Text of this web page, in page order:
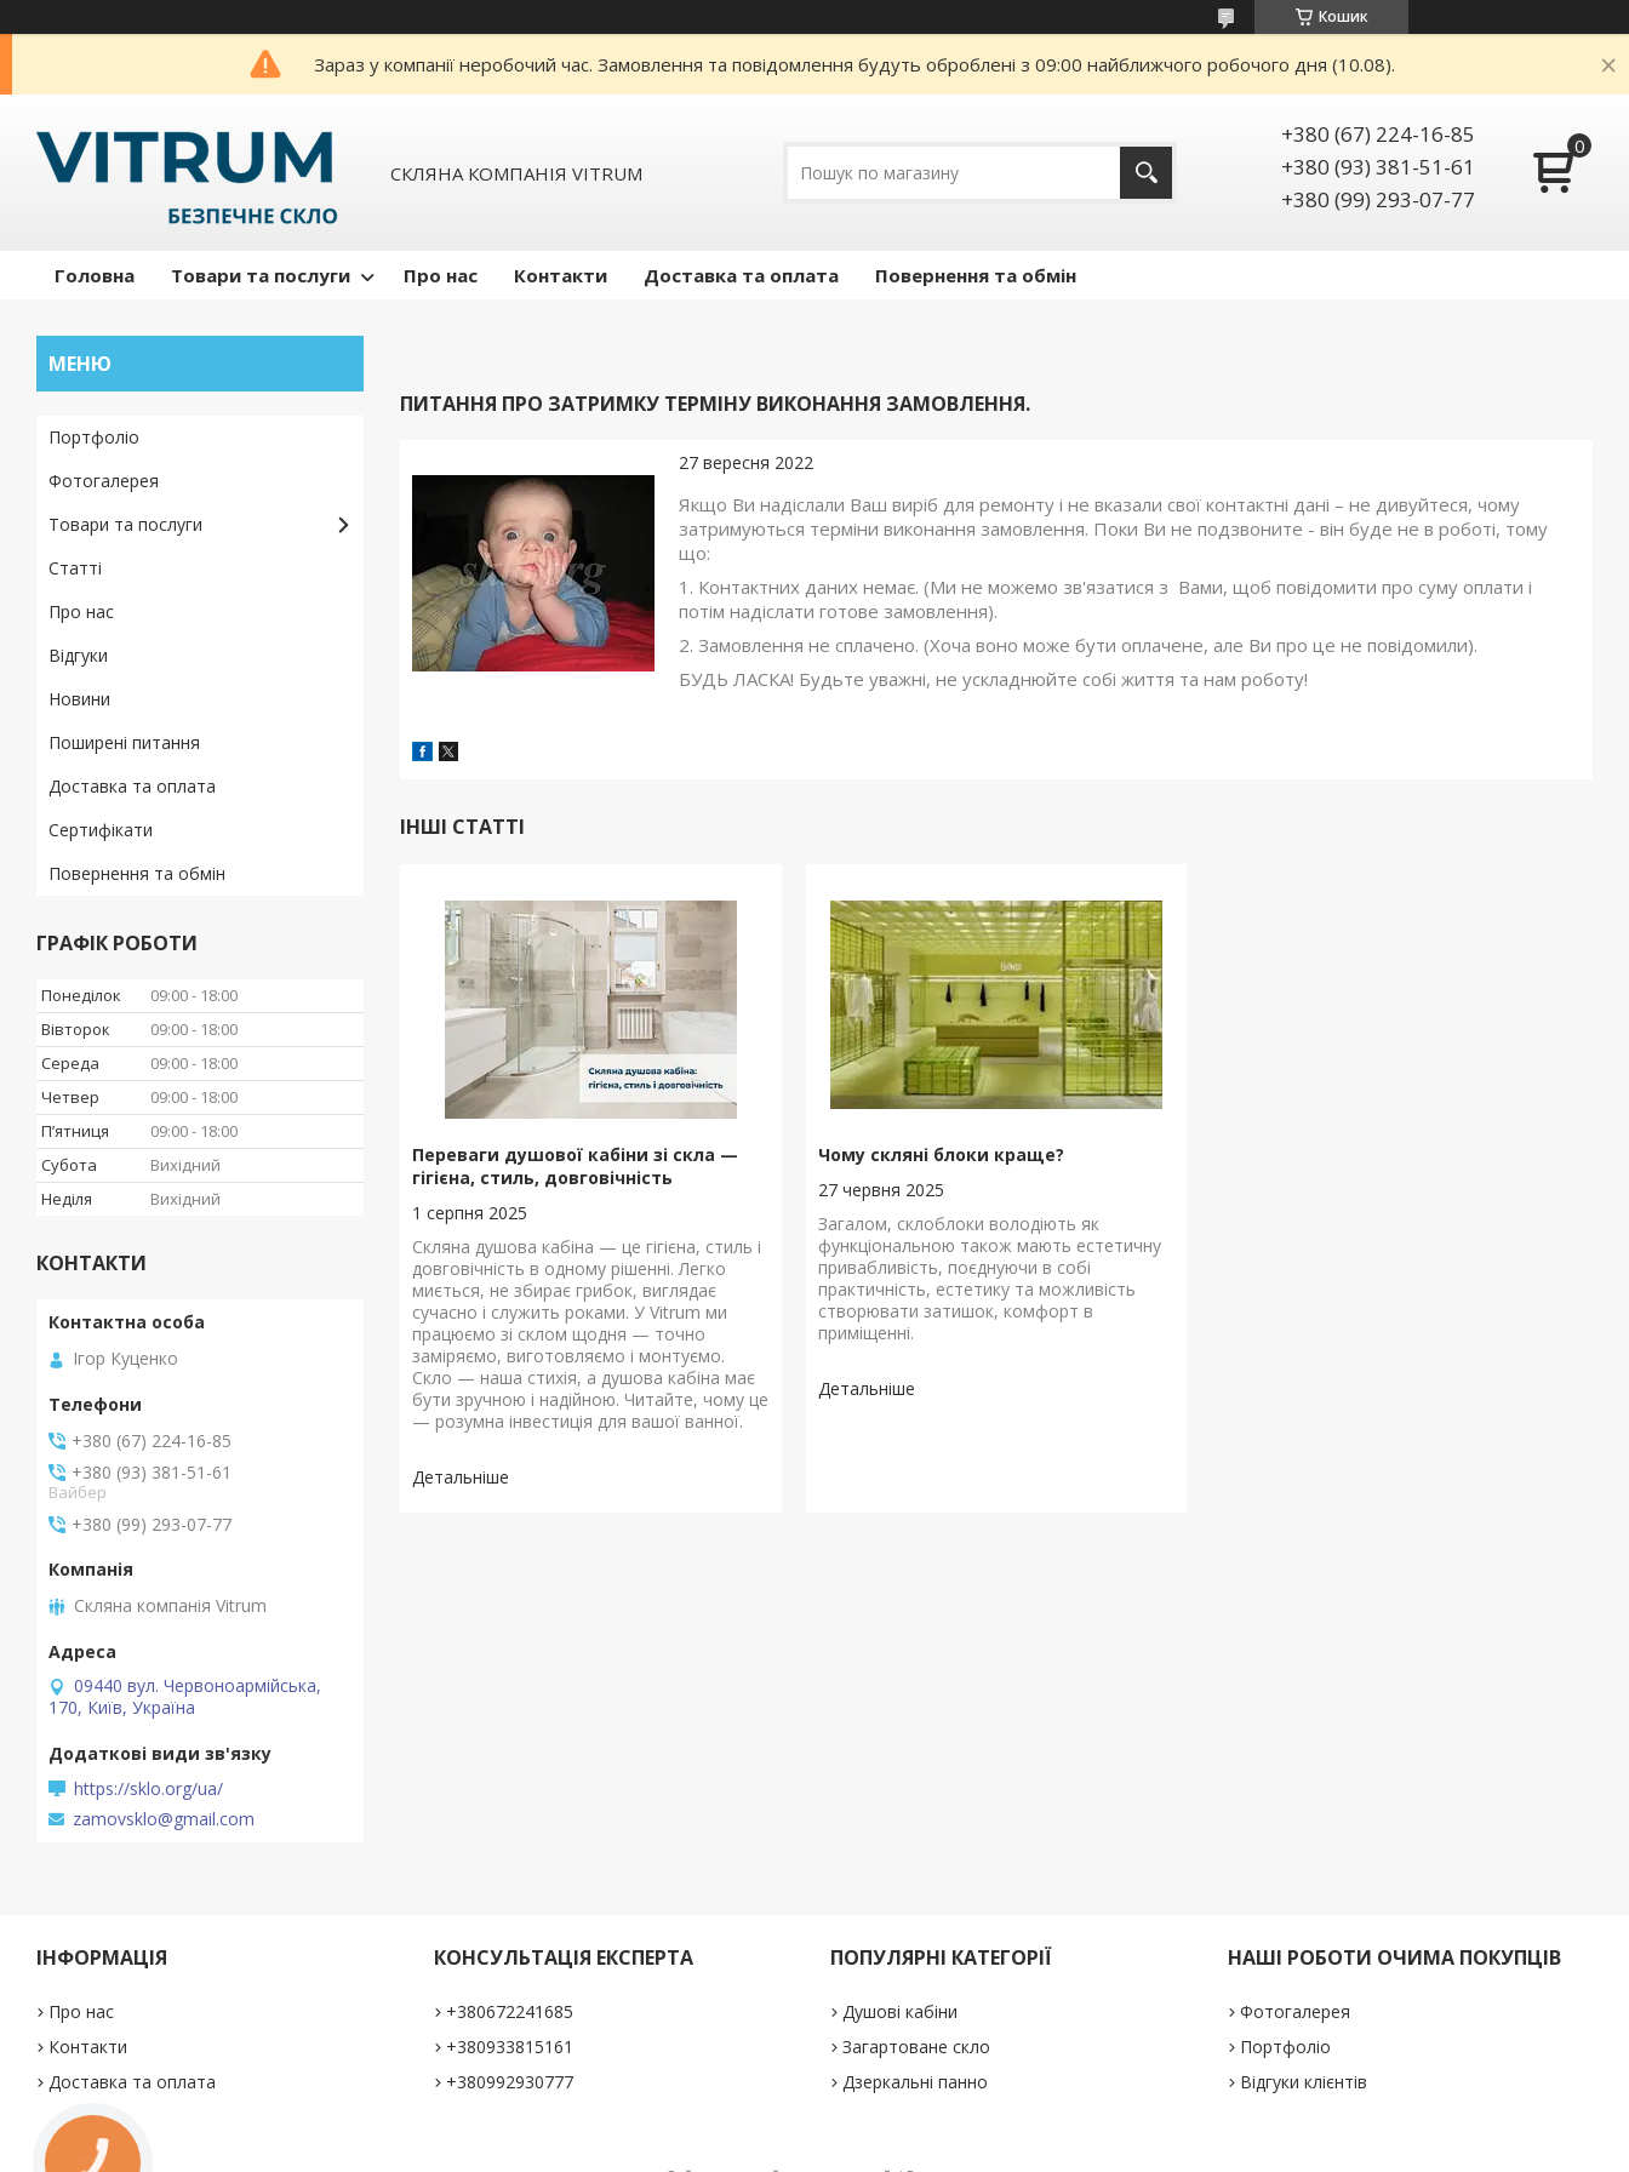
Кошик
Зараз у компанії неробочий час. Замовлення та повідомлення будуть оброблені з 09:00 найближчого робочого дня (10.08).
СКЛЯНА КОМПАНІЯ VITRUM
+380 (67) 224-16-85
+380 (93) 381-51-61
+380 (99) 293-07-77
Головна Товари та послуги Про нас Контакти Доставка та оплата Повернення та обмін
ПИТАННЯ ПРО ЗАТРИМКУ ТЕРМІНУ ВИКОНАННЯ ЗАМОВЛЕННЯ.
27 вересня 2022
Якщо Ви надіслали Ваш виріб для ремонту і не вказали свої контактні дані – не дивуйтеся, чому
затримуються терміни виконання замовлення. Поки Ви не подзвоните - він буде не в роботі, тому
що:
1. Контактних даних немає. (Ми не можемо зв'язатися з Вами, щоб повідомити про суму оплати і
потім надіслати готове замовлення).
2. Замовлення не сплачено. (Хоча воно може бути оплачене, але Ви про це не повідомили).
БУДЬ ЛАСКА! Будьте уважні, не ускладнюйте собі життя та нам роботу!
ІНШІ СТАТТІ
Переваги душової кабіни зі скла —
гігієна, стиль, довговічність
1 серпня 2025
Скляна душова кабіна — це гігієна, стиль і
довговічність в одному рішенні. Легко
миється, не збирає грибок, виглядає
сучасно і служить роками. У Vitrum ми
працюємо зі склом щодня — точно
заміряємо, виготовляємо і монтуємо.
Скло — наша стихія, а душова кабіна має
бути зручною і надійною. Читайте, чому це
— розумна інвестиція для вашої ванної.
Чому скляні блоки краще?
27 червня 2025
Загалом, склоблоки володіють як
функціональною також мають естетичну
привабливість, поєднуючи в собі
практичність, естетику та можливість
створювати затишок, комфорт в
приміщенні.
Портфоліо
Фотогалерея
Товари та послуги
Статті
Про нас
Відгуки
Новини
Поширені питання
Доставка та оплата
Сертифікати
Повернення та обмін
ГРАФІК РОБОТИ
Понеділок 09:00
18:00
Вівторок
09:00
18:00
Середа
09:00
18:00
Четвер
09:00
18:00
Пʼятниця
09:00
18:00
Субота
Вихідний
Неділя
Вихідний
КОНТАКТИ
Ігор Куценко
+380 (67) 224-16-85
+380 (93) 381-51-61
Вайбер
+380 (99) 293-07-77
Скляна компанія Vitrum
09440 вул. Червоноармійська,
170, Київ, Україна
https://sklo.org/ua/
zamovsklo@gmail.com
ІНФОРМАЦІЯ
Про нас
Контакти
Доставка та оплата
КОНСУЛЬТАЦІЯ ЕКСПЕРТА
+380672241685
+380933815161
+380992930777
ПОПУЛЯРНІ КАТЕГОРІЇ
Душові кабіни
Загартоване скло
Дзеркальні панно
НАШІ РОБОТИ ОЧИМА ПОКУПЦІВ
Фотогалерея
Портфоліо
Відгуки клієнтів
КНОПКА
ЗВ'ЯЗКУ